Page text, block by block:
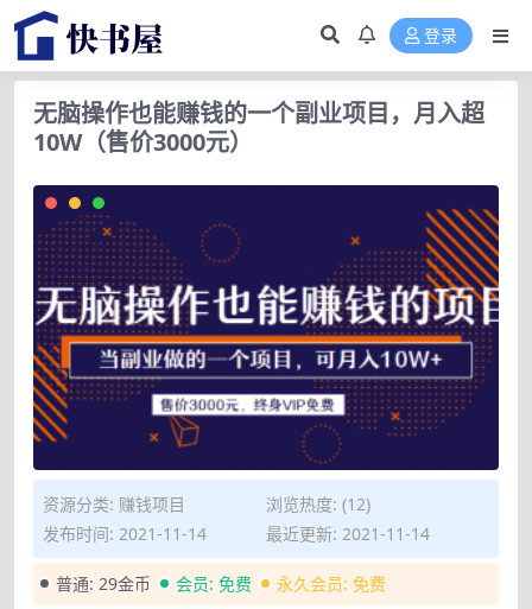
登录
无脑操作也能赚钱的一个副业项目，月入超
10W（售价3000元）
资源分类: 赚钱项目
浏览热度: (12)
发布时间: 2021-11-14
最近更新: 2021-11-14
普通: 29金币 会员: 免费 永久会员: 免费